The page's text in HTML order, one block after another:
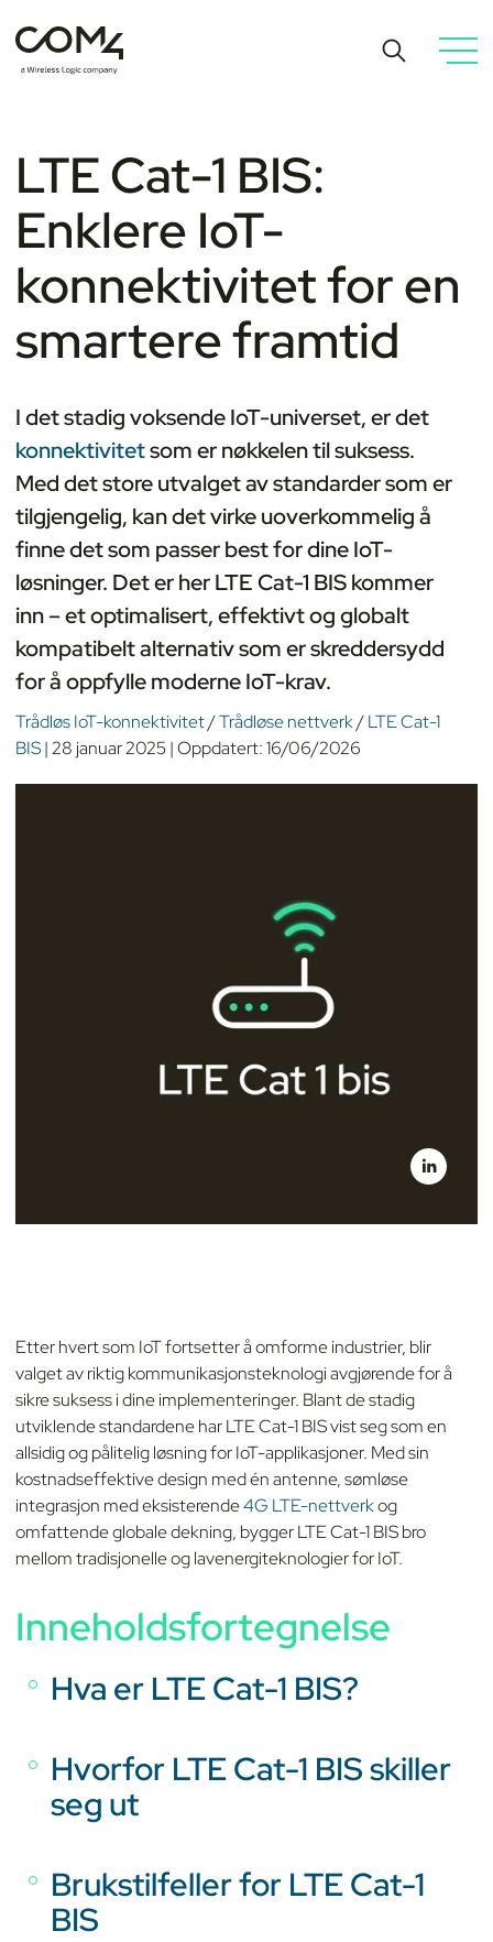
LTE Cat-1 BIS:
Enklere IoT-
konnektivitet for en
smartere framtid
I det stadig voksende IoT-universet, er det
konnektivitetsom er nøkkelen til suksess.
Med det store utvalget av standarder som er
tilgjengelig, kan det virke uoverkommelig å
finne det som passer best for dine IoT-
løsninger. Det er her LTE Cat-1 BIS kommer
inn – et optimalisert, effektivt og globalt
kompatibelt alternativ som er skreddersydd
for å oppfylle moderne IoT-krav.
Trådløs IoT-konnektivitet/Trådløse nettverk/LTE Cat-1
BIS|28 januar 2025|Oppdatert:16/06/2026
Etter hvert som IoT fortsetter å omforme industrier, blir
valget av riktig kommunikasjonsteknologi avgjørende for å
sikre suksess i dine implementeringer. Blant de stadig
utviklende standardene har LTE Cat-1 BIS vist seg som en
allsidig og pålitelig løsning for IoT-applikasjoner. Med sin
kostnadseffektive design med én antenne, sømløse
integrasjon med eksisterende4G LTE-nettverkog
omfattende globale dekning, bygger LTE Cat-1 BIS bro
mellom tradisjonelle og lavenergiteknologier for IoT.
Inneholdsfortegnelse
Hva er LTE Cat-1 BIS?
Hvorfor LTE Cat-1 BIS skiller
seg ut
Brukstilfeller for LTE Cat-1
BIS